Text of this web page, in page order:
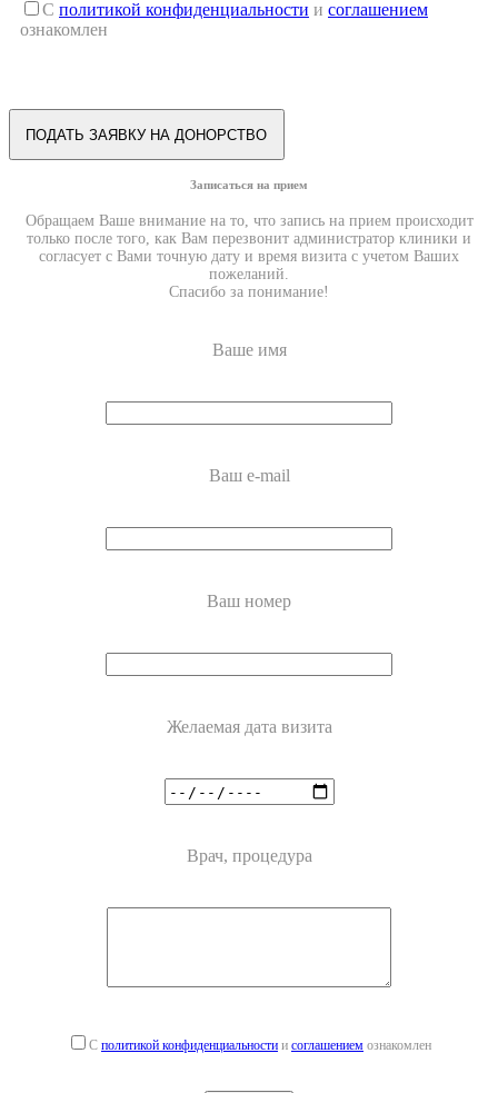
С политикой конфиденциальности и соглашением
ознакомлен
Записаться на прием
Обращаем Ваше внимание на то, что запись на прием происходит
только после того, как Вам перезвонит администратор клиники и
согласует с Вами точную дату и время визита с учетом Ваших
пожеланий.
Спасибо за понимание!
Ваше имя
Ваш e-mail
Ваш номер
Желаемая дата визита
Врач, процедура
С политикой конфиденциальности и соглашением ознакомлен